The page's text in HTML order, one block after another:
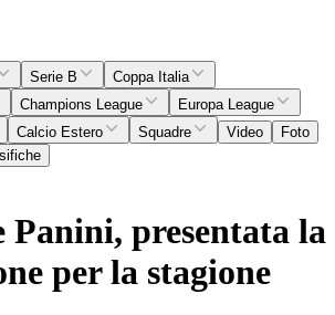
Serie B
Coppa Italia
Champions League
Europa League
Calcio Estero Squadre Video
Foto
Panini, presentata la
per la stagione